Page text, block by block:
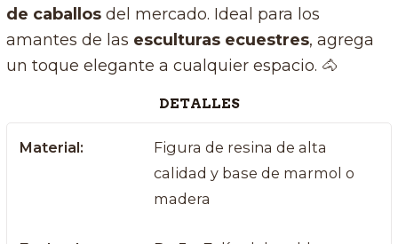
de caballosdel mercado. Ideal para los
amantes de las esculturas ecuestres, agrega
un toque elegante a cualquier espacio. 🐴
DETALLES
Material:
Figura de resina de alta
calidad y base de marmol o
madera